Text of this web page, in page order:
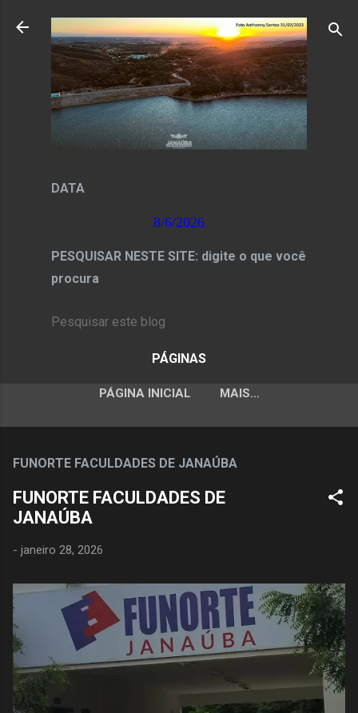
Pular para o conteúdo principal
DATA
8/6/2026
PESQUISAR NESTE SITE: digite o que você
procura
PÁGINAS
PÁGINA INICIAL MAIS…
FUNORTE FACULDADES DE JANAÚBA
FUNORTE FACULDADES DE
JANAÚBA
- janeiro 28, 2026